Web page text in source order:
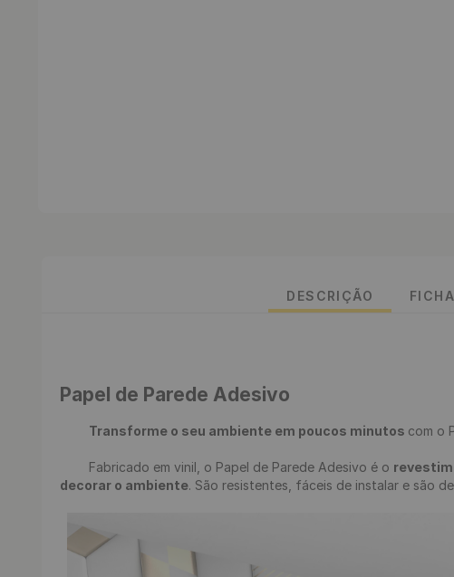
DESCRIÇÃO
Papel de Parede Adesivo
Transforme o seu ambiente em poucos minutos com o
	Fabricado em vinil, o Papel de Parede Adesivo é o
decorar o ambiente. São resistentes, fáceis de instalar e são de